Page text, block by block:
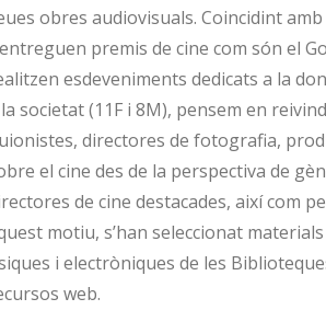
obres audiovisuals. Coincidint amb
premis de cine com són el
esdeveniments dedicats a la
societat (11F i 8M), pensem en
directores de fotografia,
el cine des de la perspectiva de
de cine destacades, així com
motiu, s’han seleccionat
i electròniques de les
web.